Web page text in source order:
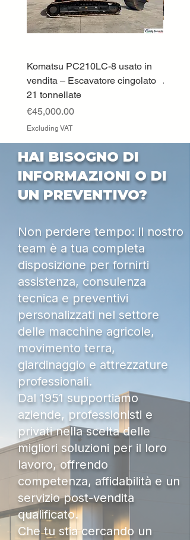
Komatsu PC210LC-8 usato in
vendita – Escavatore cingolato
21 tonnellate
Price
€45,000.00
Excluding VAT
Price
HAI BISOGNO DI
INFORMAZIONI O DI
UN PREVENTIVO?
Non perdere tempo: il nostro
team è a tua completa
disposizione per fornirti
assistenza, consulenza
tecnica e preventivi
personalizzati nel settore
delle macchine agricole,
movimento terra,
giardinaggio e attrezzature
professionali.
Dal 1951 supportiamo
aziende, professionisti e
privati nella scelta delle
migliori soluzioni per il loro
lavoro, offrendo
competenza, affidabilità e un
servizio post-vendita
qualificato.
Che tu stia cercando un